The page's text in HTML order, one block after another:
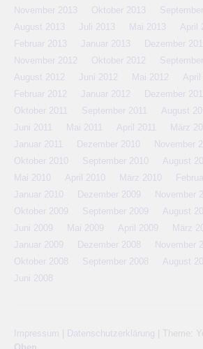
November 2013
Oktober 2013
August 2013
Juli 2013 Mai 2013 April
Februar 2013
Januar 2013
Dezember
November 2012
Oktober 2012
August 2012
Juni 2012 Mai 2012 April
Februar 2012
Januar 2012 Dezember
Oktober 2011
September 2011 August
Juni 2011
Mai 2011 April 2011 März
Januar 2011
Dezember 2010
November
Oktober 2010
September 2010 August
Mai 2010
April 2010 März 2010
Januar 2010
Dezember 2009
November
Oktober 2009
September 2009 August
Juni 2009
Mai 2009 April 2009 März
Januar 2009
Dezember 2008
November
Oktober 2008
September 2008 August
Juni 2008
Impressum Datenschutzerklärung Theme: